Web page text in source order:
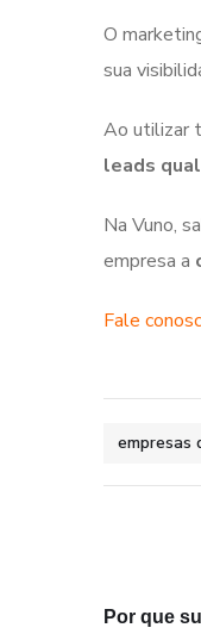
O
sua
Ao utilizar
leads
Na Vuno,
empresa a
Fale
empresas
Por que